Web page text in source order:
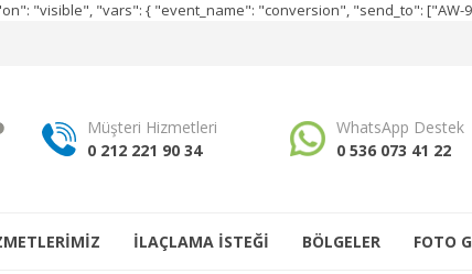
"visible", "vars": { "event_name": "conversion", "send_to": ["AW-
Müşteri Hizmetleri
0 212 221 90 34
WhatsApp Destek
0 536 073 41 22
İLAÇLAMA İSTEĞİ BÖLGELER FOTO